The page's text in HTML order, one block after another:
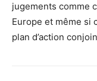
jugements comme
Europe et même si
plan d’action